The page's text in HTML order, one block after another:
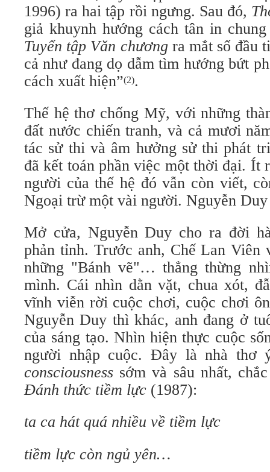
1996) ra hai tập rồi ngưng. Sau đó,
giả khuynh hướng cách tân in
Tuyển tập Văn chương ra mắt số đầu
cả như đang dọ dẫm tìm hướng bứt
cách xuất hiện”(2).
Thế hệ thơ chống Mỹ, với những
đất nước chiến tranh, và cả mươi
tác sử thi và âm hưởng sử thi phát
đã kết toán phần việc một thời đại. Ít
người của thế hệ đó vẫn còn viết,
Ngoại trừ một vài người. Nguyễn
Mở cửa, Nguyễn Duy cho ra đời
phản tỉnh. Trước anh, Chế Lan
những "Bánh vẽ"… thẳng thừng
mình. Cái nhìn dằn vặt, chua xót,
vĩnh viễn rời cuộc chơi, cuộc chơi
Nguyễn Duy thì khác, anh đang ở
của sáng tạo. Nhìn hiện thực cuộc
người nhập cuộc. Đây là nhà thơ
consciousness sớm và sâu nhất,
Đánh thức tiềm lực (1987):
ta ca hát quá nhiều về tiềm lực
tiềm lực còn ngủ yên…